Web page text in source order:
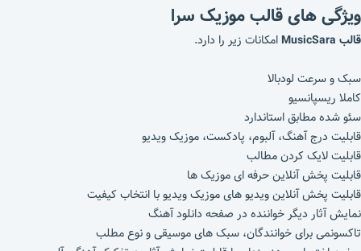
ویژگی های قالب موزیک سرا
قالب MusicSara امکانات زیر را دارد.
سبک و سرعت لودبالا
کاملا ریسپانسیو
سئو شده مطابق استاندارد
قابلیت درج آهنگ، آلبوم، پادکست، موزیک ویدیو
قابلیت لایک کردن مطالب
قابلیت پخش آنلاین حرفه ای موزیک ها
قابلیت پخش آنلاین ویدیو های موزیک ویدیو با انتخاب کیفیت
نمایش آثار دیگر خواننده در صفحه دانلود آهنگ
تاکسونمی برای خوانندگان، سبک های موسیقی و نوع مطلب